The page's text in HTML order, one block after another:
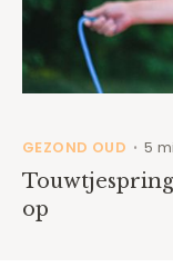
GEZOND OUD • 5
op